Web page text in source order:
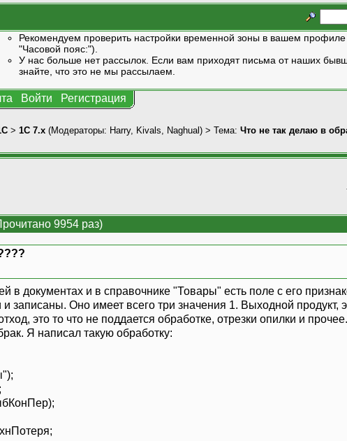
Рекомендуем проверить настройки временной зоны в вашем
"Часовой пояс:").
У нас больше нет рассылок. Если вам приходят письма от наших
знайте, что это не мы рассылаем.
Войти Регистрация
> 1С 7.x (Модераторы: Harry, Kivals Naghual) > Тема: Что не так делаю в
9954 раз)
в документах и в справочнике "Товары" есть поле с его
и записаны. Оно имеет всего три значения 1. Выходной продукт,
это то что не поддается обработке, отрезки опилки и
Я написал такую обработку: